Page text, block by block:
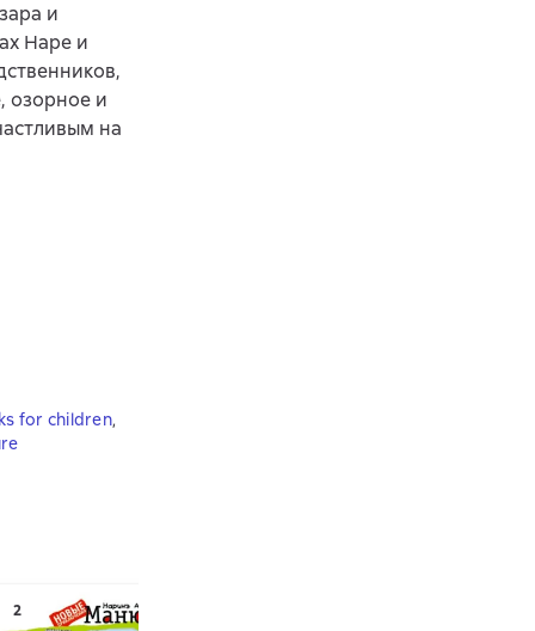
и
Наре и
озорное и
на
for children,